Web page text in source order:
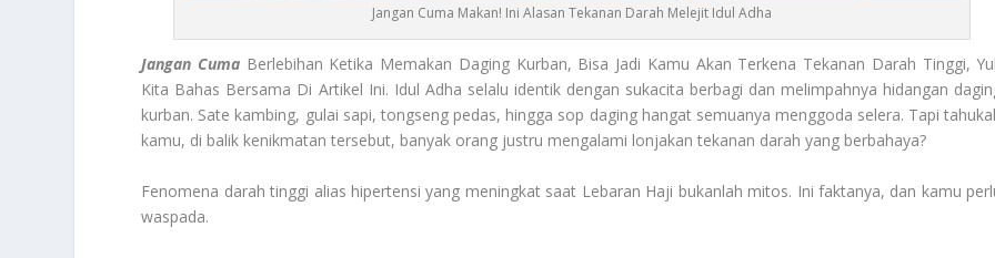
Jangan Cuma Makan! Ini Alasan Tekanan Darah Melejit Idul Adha
Jangan CumaBerlebihan Ketika Memakan Daging Kurban, Bisa Jadi Kamu Akan Terkena Tekanan Darah Tinggi,
Kita Bahas Bersama Di Artikel Ini. Idul Adha selalu identik dengan sukacita berbagi dan melimpahnya hidangan
kurban. Sate kambing, gulai sapi, tongseng pedas, hingga sop daging hangat semuanya menggoda selera. Tapi
kamu, di balik kenikmatan tersebut, banyak orang justru mengalami lonjakan tekanan darah yang berbahaya?
Fenomena darah tinggi alias hipertensi yang meningkat saat Lebaran Haji bukanlah mitos. Ini faktanya, dan kamu
waspada.